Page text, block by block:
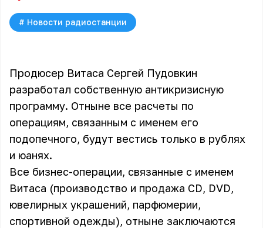
# Новости радиостанции
Продюсер Витаса Сергей Пудовкин
разработал собственную антикризисную
программу. Отныне все расчеты по
операциям, связанным с именем его
подопечного, будут вестись только в рублях
и юанях.
Все бизнес-операции, связанные с именем
Витаса (производство и продажа CD, DVD,
ювелирных украшений, парфюмерии,
спортивной одежды), отныне заключаются